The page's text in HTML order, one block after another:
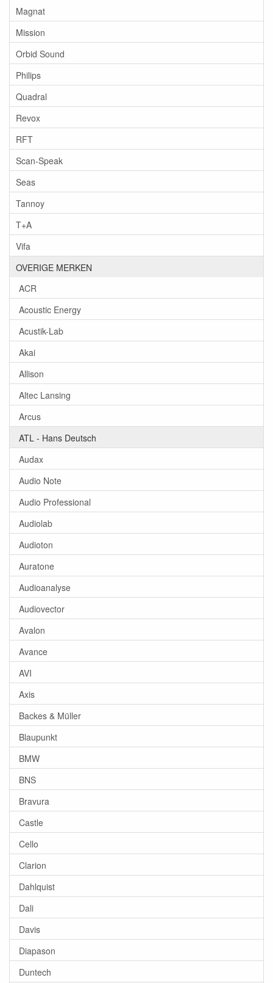
Magnat
Mission
Orbid Sound
Philips
Quadral
Revox
RFT
Scan-Speak
Seas
Tannoy
T+A
Vifa
OVERIGE MERKEN
ACR
Acoustic Energy
Acustik-Lab
Akai
Allison
Altec Lansing
Arcus
ATL - Hans Deutsch
Audax
Audio Note
Audio Professional
Audiolab
Audioton
Auratone
Audioanalyse
Audiovector
Avalon
Avance
AVI
Axis
Backes & Müller
Blaupunkt
BMW
BNS
Bravura
Castle
Cello
Clarion
Dahlquist
Dali
Davis
Diapason
Duntech